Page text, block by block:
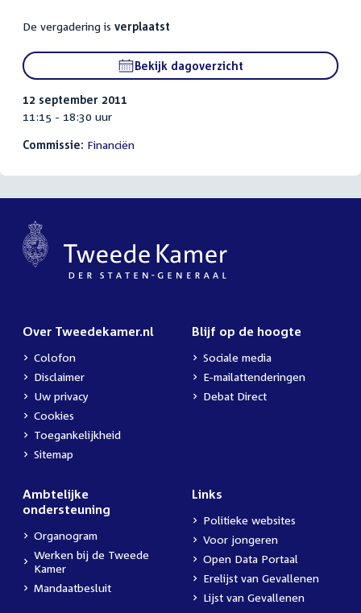
De vergadering is verplaatst
Bekijk dagoverzicht
12 september 2011
11:15 - 18:30 uur
Commissie: Financiën
Over Tweedekamer.nl
Colofon
Disclaimer
Uw privacy
Cookies
Toegankelijkheid
Sitemap
Blijf op de hoogte
Sociale media
E-mailattenderingen
Debat Direct
Ambtelijke
ondersteuning
Organogram
Werken bij de Tweede
Kamer
Mandaatbesluit
Links
Politieke websites
Voor jongeren
Open Data Portaal
Erelijst van Gevallenen
Lijst van Gevallenen